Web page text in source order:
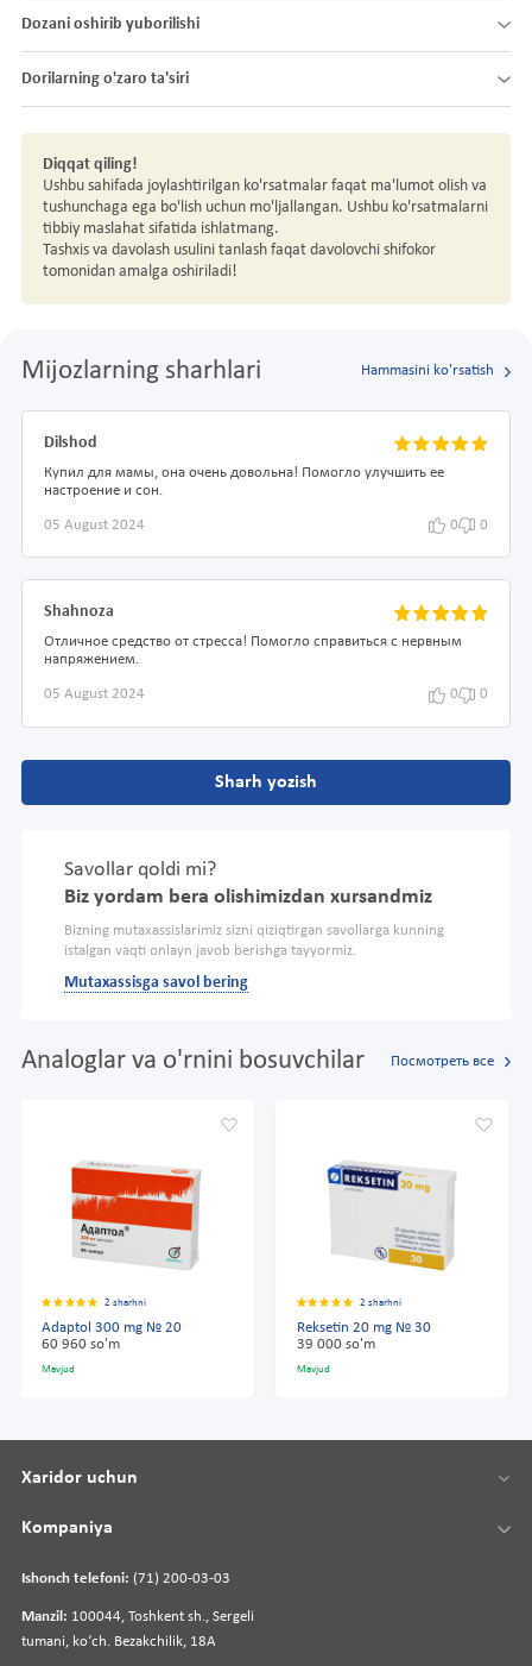
Dozani oshirib yuborilishi
Dorilarning o'zaro ta'siri
Diqqat qiling!
Ushbu sahifada joylashtirilgan ko'rsatmalar faqat ma'lumot olish va
tushunchaga ega bo'lish uchun mo'ljallangan. Ushbu ko'rsatmalarni
tibbiy maslahat sifatida ishlatmang.
Tashxis va davolash usulini tanlash faqat davolovchi shifokor
tomonidan amalga oshiriladi!
Mijozlarning sharhlari Hammasini ko'rsatish
Dilshod
Купил для мамы, она очень довольна! Помогло улучшить ее
настроение и сон.
05 August 2024 0 0
Shahnoza
Отличное средство от стресса! Помогло справиться с нервным
напряжением.
05 August 2024 0 0
Sharh yozish
Savollar qoldi mi?
Biz yordam bera olishimizdan xursandmiz
Bizning mutaxassislarimiz sizni qiziqtirgan savollarga kunning
istalgan vaqti onlayn javob berishga tayyormiz.
Mutaxassisga savol bering
Analoglar va o'rnini bosuvchilar Посмотреть все
2 sharhni
Adaptol 300 mg № 20
60 960 so'm
Mavjud
2 sharhni
Reksetin 20 mg № 30
39 000 so'm
Mavjud
Ishonch telefoni: (71) 200-03-03
Manzil: 100044, Toshkent sh., Sergeli
tumani, koʻch. Bezakchilik, 18A
Xaridor uchun
Kompaniya